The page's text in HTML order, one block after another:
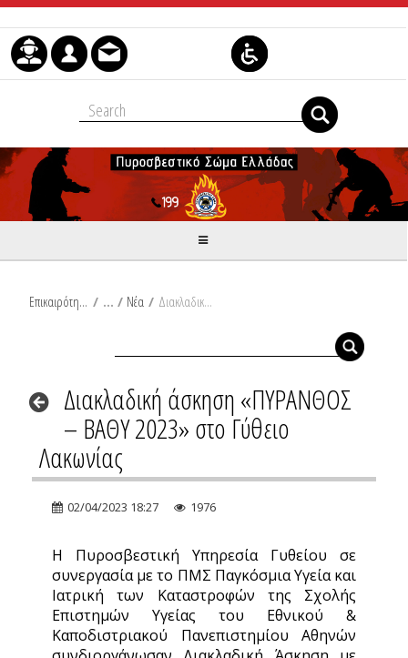
Μετάβαση στο περιεχόμενο
Επικαιρότητα / Νέα / Διακλαδική άσκηση «ΠΥΡΑΝΘΟΣ – ΒΑΘΥ 2023» στο Γύθειο Λακωνίας
Διακλαδική άσκηση «ΠΥΡΑΝΘΟΣ
– ΒΑΘΥ 2023» στο Γύθειο
Λακωνίας
02/04/2023 18:27 1976
Η Πυροσβεστική Υπηρεσία Γυθείου σε
συνεργασία με το ΠΜΣ Παγκόσμια Υγεία και
Ιατρική των Καταστροφών της Σχολής
Επιστημών Υγείας του Εθνικού &
Καποδιστριακού Πανεπιστημίου Αθηνών